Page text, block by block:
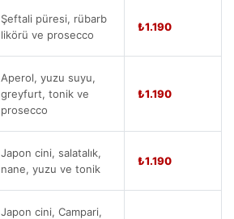
Şeftali püresi, rübarb
likörü ve prosecco
₺1.190
Aperol, yuzu suyu,
greyfurt, tonik ve
prosecco
₺1.190
Japon cini, salatalık,
nane, yuzu ve tonik
₺1.190
Japon cini, Campari,